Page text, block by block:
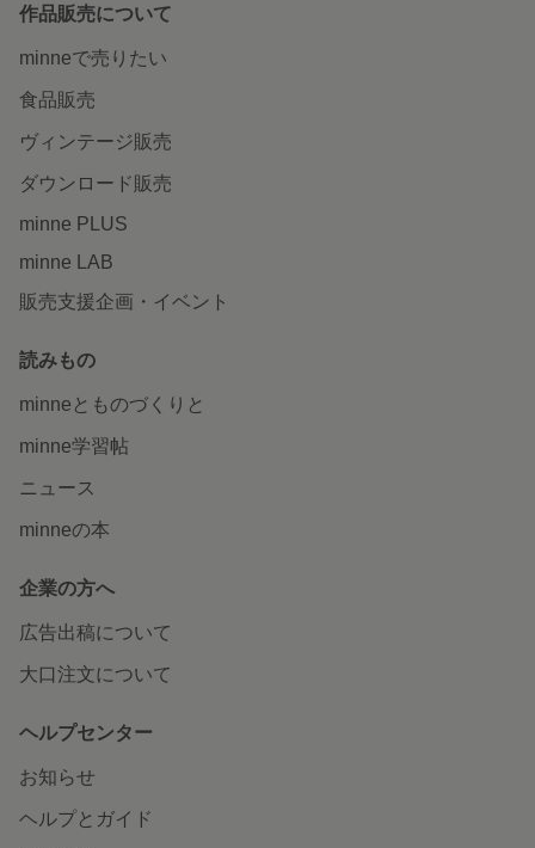
作品販売について
minneで売りたい
食品販売
ヴィンテージ販売
ダウンロード販売
minne PLUS
minne LAB
販売支援企画・イベント
読みもの
minneとものづくりと
minne学習帖
ニュース
minneの本
企業の方へ
広告出稿について
大口注文について
ヘルプセンター
お知らせ
ヘルプとガイド